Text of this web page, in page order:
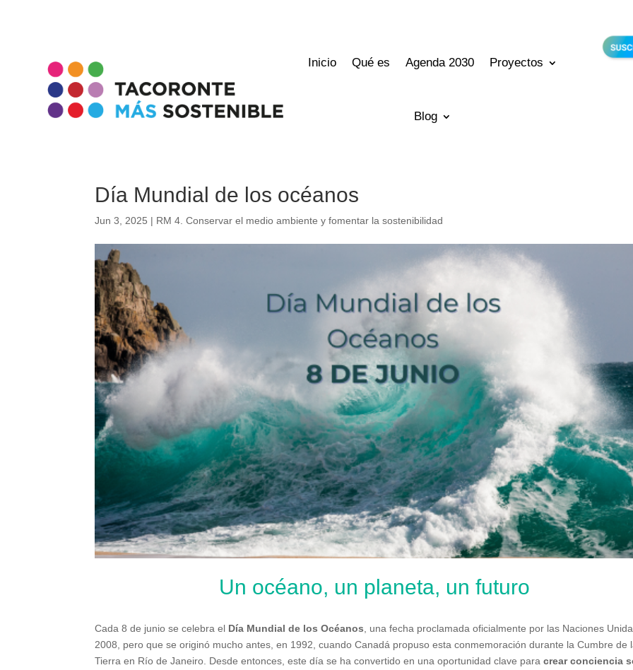
Inicio Qué es Agenda 2030 Proyectos
Blog
Día Mundial de los océanos
Jun 3, 2025 | RM 4. Conservar el medio ambiente y fomentar la sostenibilidad
Un océano, un planeta, un futuro
Cada 8 de junio se celebra el Día Mundial de los Océanos , una fecha proclamada oficialmente por las Naciones
2008, pero que se originó mucho antes, en 1992, cuando Canadá propuso esta conmemoración durante la Cumbre de
Tierra en Río de Janeiro. Desde entonces, este día se ha convertido en una oportunidad clave paracrear conciencia